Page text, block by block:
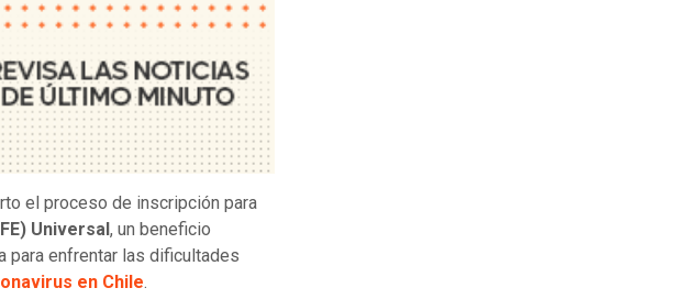
el proceso de inscripción para
Universal , un beneficio
para enfrentar las dificultades
en Chile.